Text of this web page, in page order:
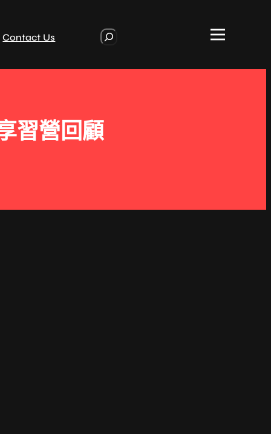
Contact Us
r
習營回顧